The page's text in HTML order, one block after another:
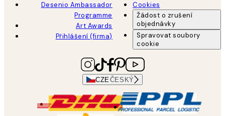
Desenio Ambassador
Programme
Art Awards
Přihlášení (firma)
Cookies
Žádost o zrušení
objednávky
Spravovat soubory
cookie
CZE ČESKÝ